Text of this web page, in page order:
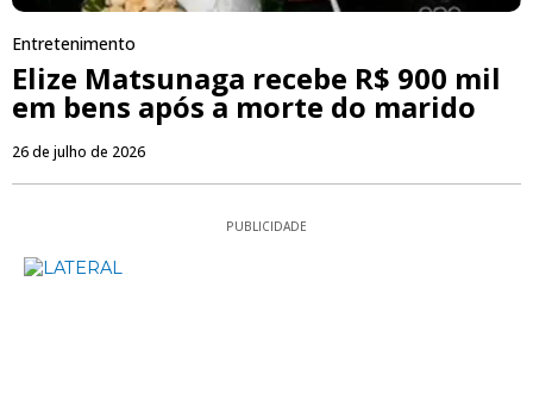
Entretenimento
Elize Matsunaga recebe R$ 900 mil
em bens após a morte do marido
26 de julho de 2026
PUBLICIDADE